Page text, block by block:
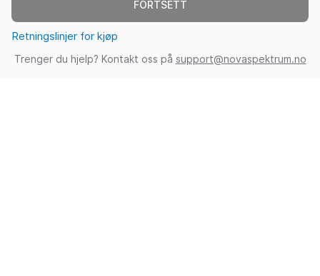
FORTSETT
Retningslinjer for kjøp
Trenger du hjelp? Kontakt oss på support@novaspektrum.no